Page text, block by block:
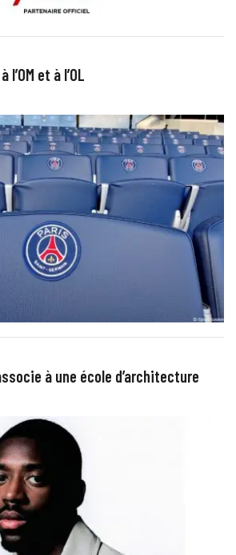
l’OM et à l’OL
à une école d’architecture